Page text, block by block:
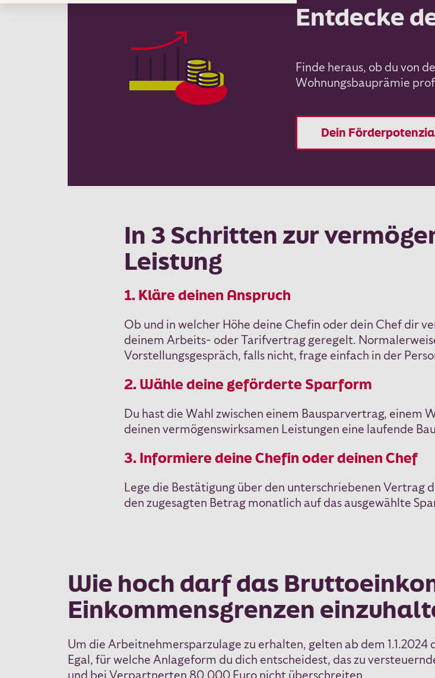
Entdecke
Finde heraus, ob du von
Wohnungsbauprämie
Dein
In 3 Schritten zur
Leistung
1. Kläre deinen Anspruch
Ob und in welcher Höhe deine Chefin oder dein Chef dir
deinem Arbeits- oder Tarifvertrag geregelt.
Vorstellungsgespräch, falls nicht, frage einfach in der
2. Wähle deine geförderte Sparform
Du hast die Wahl zwischen einem Bausparvertrag,
deinen vermögenswirksamen Leistungen eine laufende
3. Informiere deine Chefin oder deinen Chef
Lege die Bestätigung über den unterschriebenen Vertrag
den zugesagten Betrag monatlich auf das ausgewählte
Wie hoch darf das
Einkommensgrenzen
Um die Arbeitnehmersparzulage zu erhalten, gelten ab dem
Egal, für welche Anlageform du dich entscheidest, das zu
und bei Verpartnerten 80.000 Euro nicht überschreiten.